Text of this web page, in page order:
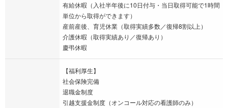
有給休暇（入社半年後に10日付与・当日取得可能で1時間
単位から取得ができます）
産前産後、育児休業（取得実績多数／復帰8割以上）
介護休暇（取得実績あり／復帰あり）
慶弔休暇
【福利厚生】
社会保険完備
退職金制度
引越支援金制度（オンコール対応の看護師のみ）